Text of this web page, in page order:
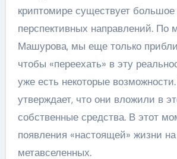
криптомире существует большое
перспективных направлений. По
Машурова, мы еще только
чтобы «переехать» в эту
уже есть некоторые
утверждает, что они вложили в
собственные средства. В этот
появления «настоящей» жизни
метавселенных.